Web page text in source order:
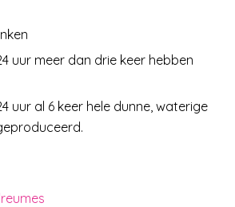
uur meer dan drie keer hebben
uur al 6 keer hele dunne, waterige